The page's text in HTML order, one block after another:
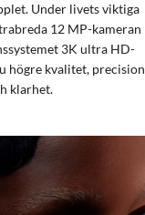
Under livets viktiga
12 MP-kameran
3K ultra HD-
högre kvalitet, precision
klarhet.